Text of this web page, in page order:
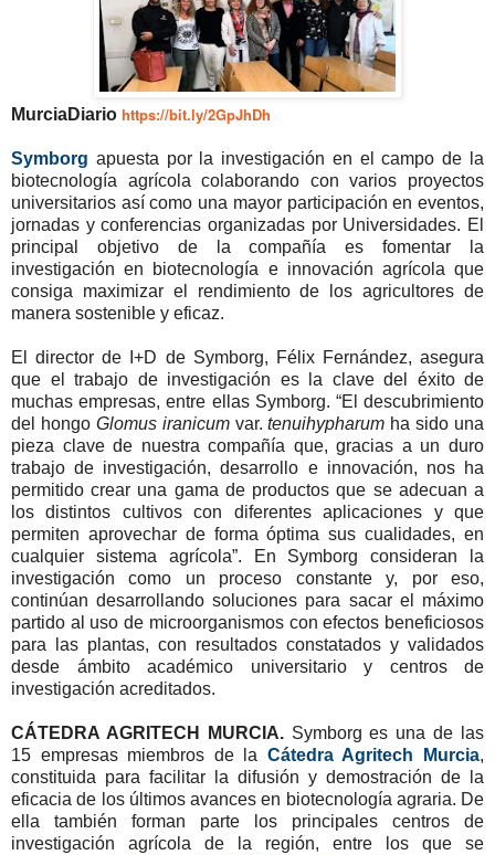
MurciaDiario https://bit.ly/2GpJhDh
Symborg apuesta por la investigación en el campo de la
biotecnología agrícola colaborando con varios proyectos
universitarios así como una mayor participación en eventos,
jornadas y conferencias organizadas por Universidades. El
principal objetivo de la compañía es fomentar la
investigación en biotecnología e innovación agrícola que
consiga maximizar el rendimiento de los agricultores de
manera sostenible y eficaz.
El director de I+D de Symborg, Félix Fernández, asegura
que el trabajo de investigación es la clave del éxito de
muchas empresas, entre ellas Symborg. “El descubrimiento
del hongo Glomus iranicumvar.tenuihypharum ha sido una
pieza clave de nuestra compañía que, gracias a un duro
trabajo de investigación, desarrollo e innovación, nos ha
permitido crear una gama de productos que se adecuan a
los distintos cultivos con diferentes aplicaciones y que
permiten aprovechar de forma óptima sus cualidades, en
cualquier sistema agrícola”. En Symborg consideran la
investigación como un proceso constante y, por eso,
continúan desarrollando soluciones para sacar el máximo
partido al uso de microorganismos con efectos beneficiosos
para las plantas, con resultados constatados y validados
desde ámbito académico universitario y centros de
investigación acreditados.
CÁTEDRA AGRITECH MURCIA.Symborg es una de las
15 empresas miembros de la Cátedra Agritech Murcia,
constituida para facilitar la difusión y demostración de la
eficacia de los últimos avances en biotecnología agraria. De
ella también forman parte los principales centros de
investigación agrícola de la región, entre los que se